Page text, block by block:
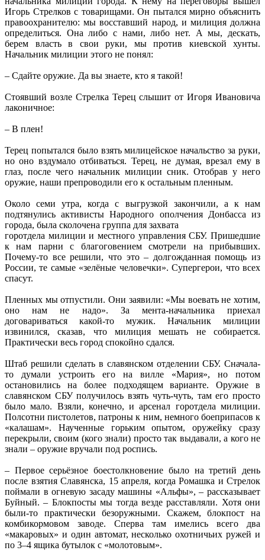
Игорь Стрелков с товарищами. Он пытался мирно объяснить
правоохранителю: мы восставший народ, и милиция должна
определиться. Она либо с нами, либо нет. А мы, дескать,
берем власть в свои руки, мы против киевской хунты.
Начальник милиции этого не понял:
– Сдайте оружие. Да вы знаете, кто я такой!
Стоявший возле Стрелка Терец слышит от Игоря Ивановича
лаконичное:
– В плен!
Терец попытался было взять милицейское начальство за руки,
но оно вздумало отбиваться. Терец, не думая, врезал ему в
глаз, после чего начальник милиции сник. Отобрав у него
оружие, наши препроводили его к остальным пленным.
Около семи утра, когда с выгрузкой закончили, а к нам
подтянулись активисты Народного ополчения Донбасса из
города, была сколочена группа для захвата
горотдела милиции и местного управления СБУ. Пришедшие
к нам парни с благоговением смотрели на прибывших.
Почему-то все решили, что это – долгожданная помощь из
России, те самые «зелёные человечки». Супергерои, что всех
спасут.
Пленных мы отпустили. Они заявили: «Мы воевать не хотим,
оно нам не надо». За мента-начальника приехал
договариваться какой-то мужик. Начальник милиции
извинился, сказав, что милиция мешать не собирается.
Практически весь город спокойно сдался.
Штаб решили сделать в славянском отделении СБУ. Сначала-
то думали устроить его на вилле «Мария», но потом
остановились на более подходящем варианте. Оружие в
славянском СБУ получилось взять чуть-чуть, там его просто
было мало. Взяли, конечно, и арсенал горотдела милиции.
Полсотни пистолетов, патроны к ним, немного боеприпасов к
«калашам». Наученные горьким опытом, оружейку сразу
перекрыли, своим (кого знали) просто так выдавали, а кого не
знали – оружие вручали под роспись.
– Первое серьёзное боестолкновение было на третий день
после взятия Славянска, 15 апреля, когда Ромашка и Стрелок
поймали в огневую засаду машины «Альфы», – рассказывает
Буйный. – Блокпосты мы тогда везде расставляли. Хотя они
были-то практически безоружными. Скажем, блокпост на
комбикормовом заводе. Сперва там имелись всего два
«макаровых» и один автомат, несколько охотничьих ружей и
по 3–4 ящика бутылок с «молотовым».